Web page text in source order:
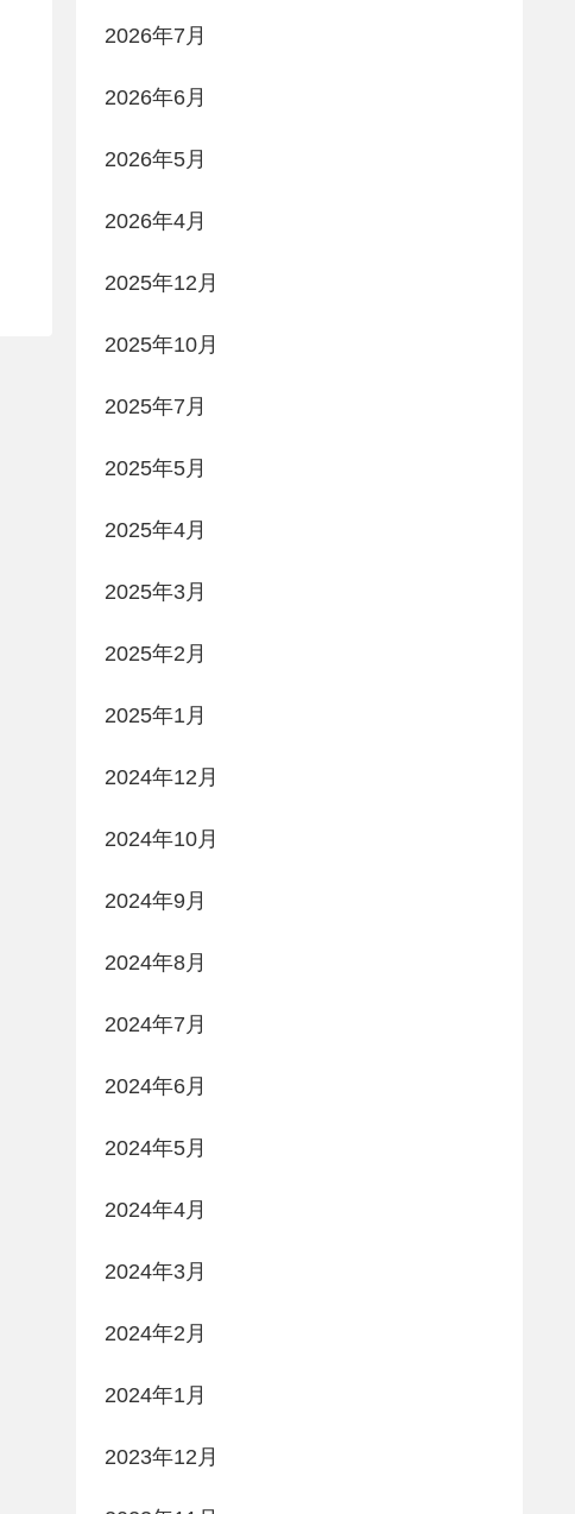
2026年7月
2026年6月
2026年5月
2026年4月
2025年12月
2025年10月
2025年7月
2025年5月
2025年4月
2025年3月
2025年2月
2025年1月
2024年12月
2024年10月
2024年9月
2024年8月
2024年7月
2024年6月
2024年5月
2024年4月
2024年3月
2024年2月
2024年1月
2023年12月